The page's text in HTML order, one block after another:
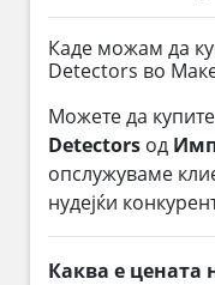
Каде можам да
Detectors во
Можете да купите
Detectors од
опслужуваме
нудејќи
Каква е цената